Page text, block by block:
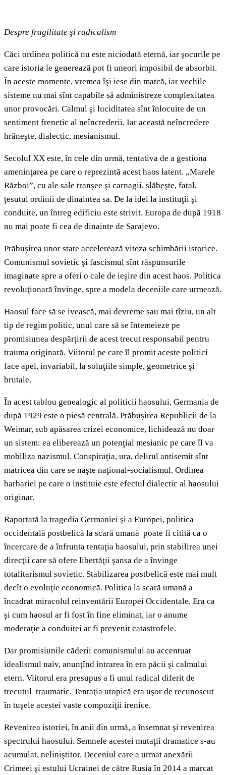
Despre fragilitate şi radicalism
Căci ordinea politică nu este niciodată eternă, iar şocurile pe
care istoria le generează pot fi uneori imposibil de absorbit.
În aceste momente, vremea îşi iese din matcă, iar vechile
sisteme nu mai sînt capabile să administreze complexitatea
unor provocări. Calmul şi luciditatea sînt înlocuite de un
sentiment frenetic al neîncrederii. Iar această neîncredere
hrăneşte, dialectic, mesianismul.
Secolul XX este, în cele din urmă, tentativa de a gestiona
ameninţarea pe care o reprezintă acest haos latent. „Marele
Război”, cu ale sale tranşee şi carnagii, slăbeşte, fatal,
ţesutul ordinii de dinaintea sa. De la idei la instituţii şi
conduite, un întreg edificiu este strivit. Europa de după 1918
nu mai poate fi cea de dinainte de Sarajevo.
Prăbuşirea unor state accelerează viteza schimbării istorice.
Comunismul sovietic şi fascismul sînt răspunsurile
imaginate spre a oferi o cale de ieşire din acest haos. Politica
revoluţionară învinge, spre a modela deceniile care urmează.
Haosul face să se ivească, mai devreme sau mai tîziu, un alt
tip de regim politic, unul care să se întemeieze pe
promisiunea despărţirii de acest trecut responsabil pentru
trauma originară. Viitorul pe care îl promit aceste politici
face apel, invariabil, la soluţiile simple, geometrice şi
brutale.
În acest tablou genealogic al politicii haosului, Germania de
după 1929 este o piesă centrală. Prăbuşirea Republicii de la
Weimar, sub apăsarea crizei economice, lichidează nu doar
un sistem: ea eliberează un potenţial mesianic pe care îl va
mobiliza nazismul. Conspiraţia, ura, delirul antisemit sînt
matricea din care se naşte naţional-socialismul. Ordinea
barbariei pe care o instituie este efectul dialectic al haosului
originar.
Raportată la tragedia Germaniei şi a Europei, politica
occidentală postbelică la scară umană poate fi citită ca o
încercare de a înfrunta tentaţia haosului, prin stabilirea unei
direcţii care să ofere libertăţii şansa de a învinge
totalitarismul sovietic. Stabilizarea postbelică este mai mult
decît o evoluţie economică. Politica la scară umană a
încadrat miracolul reinventării Europei Occidentale. Era ca
şi cum haosul ar fi fost în fine eliminat, iar o anume
moderaţie a conduitei ar fi prevenit catastrofele.
Dar promisiunile căderii comunismului au accentuat
idealismul naiv, anunţînd intrarea în era păcii şi calmului
etern. Viitorul era presupus a fi unul radical diferit de
trecutul traumatic. Tentaţia utopică era uşor de recunoscut
în tuşele acestei vaste compoziţii irenice.
Revenirea istoriei, în anii din urmă, a însemnat şi revenirea
spectrului haosului. Semnele acestei mutaţii dramatice s-au
acumulat, neliniştitor. Deceniul care a urmat anexării
Crimeei şi estului Ucrainei de către Rusia în 2014 a marcat